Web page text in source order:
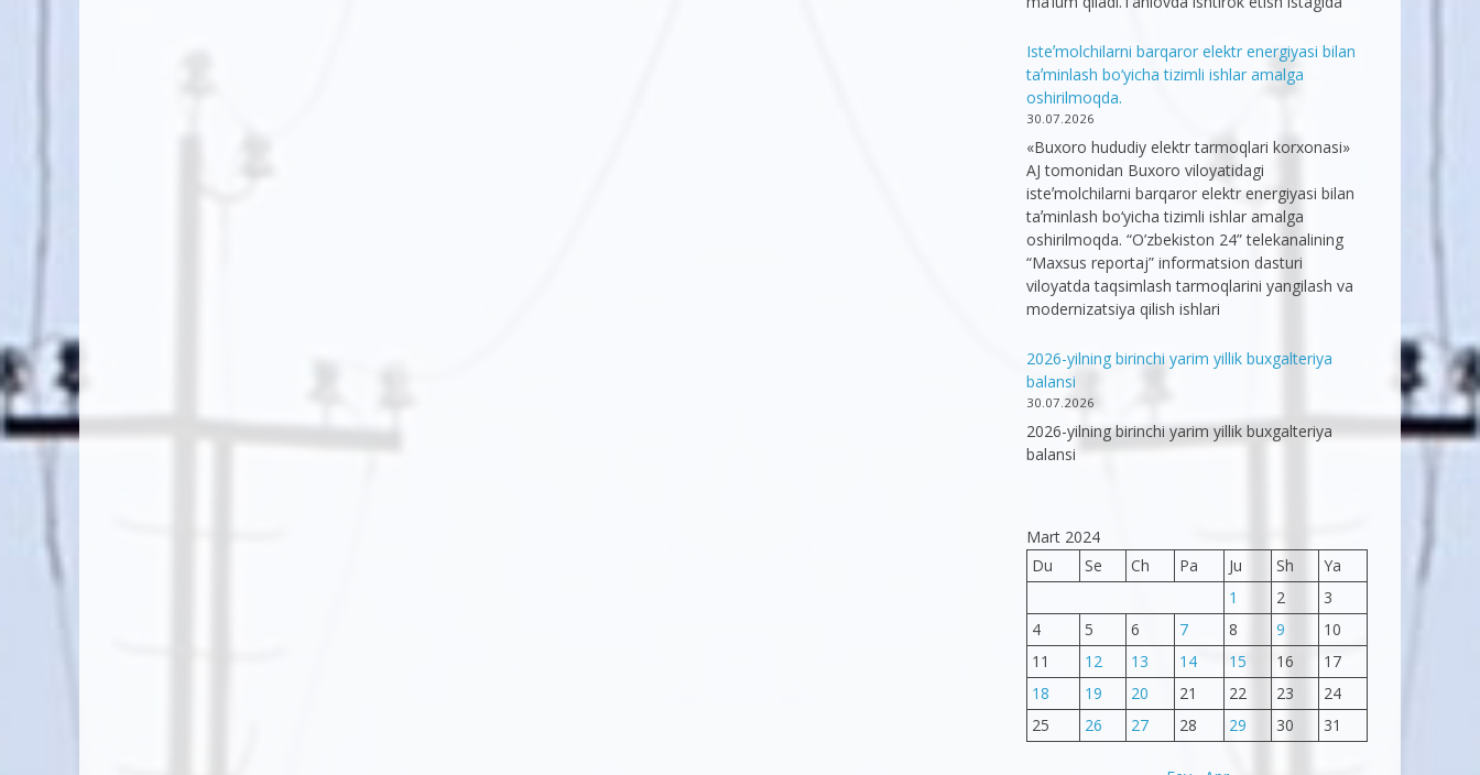
Isteʼmolchilarni barqaror elektr energiyasi bilan
taʼminlash bo‘yicha tizimli ishlar amalga
oshirilmoqda.
30.07.2026
«Buxoro hududiy elektr tarmoqlari korxonasi»
AJ tomonidan Buxoro viloyatidagi
isteʼmolchilarni barqaror elektr energiyasi bilan
taʼminlash bo‘yicha tizimli ishlar amalga
oshirilmoqda. “O’zbekiston 24” telekanalining
“Maxsus reportaj” informatsion dasturi
viloyatda taqsimlash tarmoqlarini yangilash va
modernizatsiya qilish ishlari
2026-yilning birinchi yarim yillik buxgalteriya
balansi
30.07.2026
2026-yilning birinchi yarim yillik buxgalteriya
balansi
Mart 2024
Du
Se Ch Pa Ju Sh
Ya
1
2
3
4
5 6 7 8 9
10
11
12 13 14 15 16
17
18
19 20 21 22 23
24
25
26 27 28 29 30 31